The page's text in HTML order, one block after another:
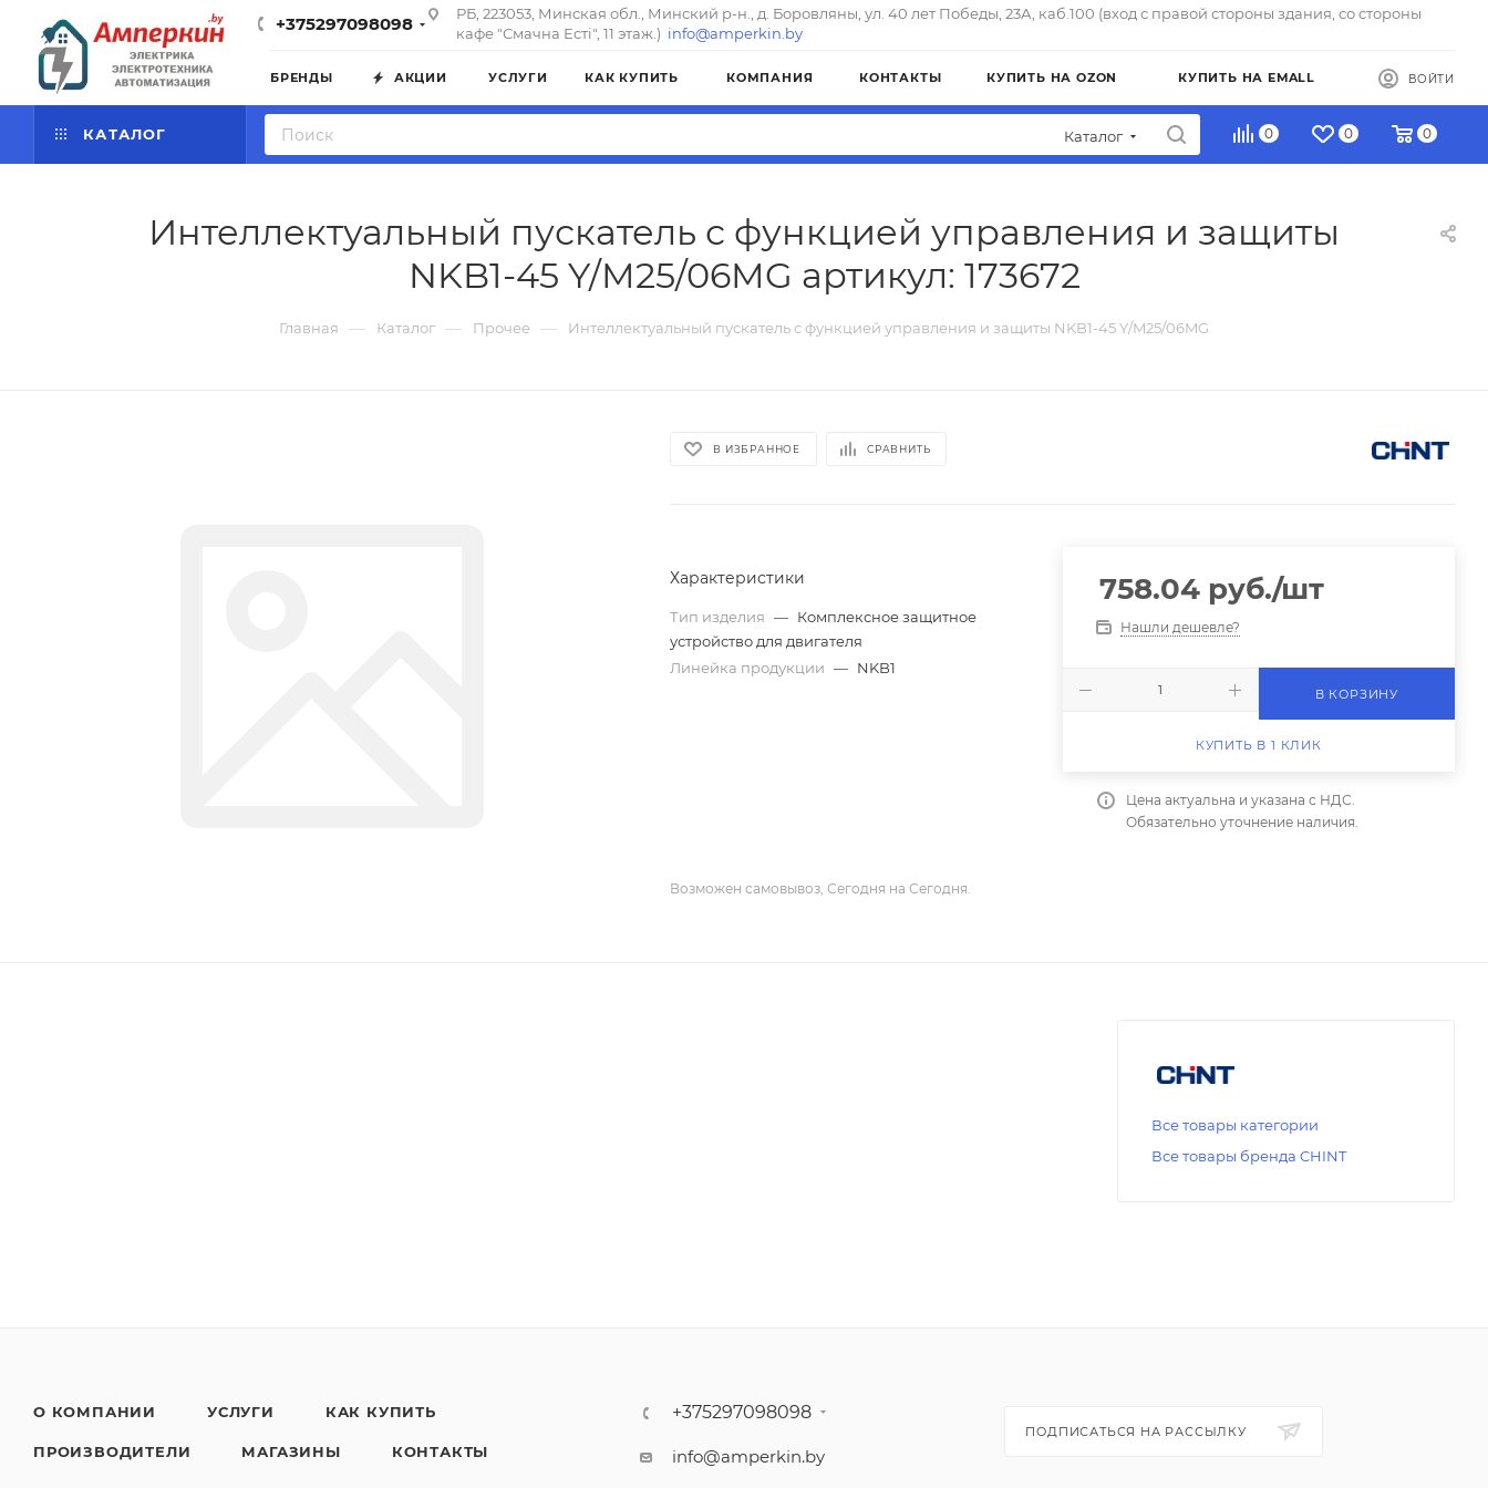
+375297098098
РБ, 223053, Минская обл., Минский р-н., д. Боровляны, ул. 40 лет Победы, 23А, каб.100 (вход с правой стороны здания, со стороны
кафе "Смачна Естi", 11 этаж.) info@amperkin.by
БРЕНДЫ АКЦИИ УСЛУГИ КАК КУПИТЬ КОМПАНИЯ КОНТАКТЫ КУПИТЬ НА OZON КУПИТЬ НА EMALL ВОЙТИ
КАТАЛОГ Каталог 0 0 0
Интеллектуальный пускатель с функцией управления и защиты
NKB1-45 Y/M25/06MG артикул: 173672
Главная — Каталог — Прочее — Интеллектуальный пускатель с функцией управления и защиты NKB1-45 Y/M25/06MG
В ИЗБРАННОЕ СРАВНИТЬ
Характеристики
Тип изделия — Комплексное защитное
устройство для двигателя
Линейка продукции — NKB1
758.04руб./шт
Нашли дешевле?
В КОРЗИНУ
КУПИТЬ В 1 КЛИК
Цена актуальна и указана с НДС.
Обязательно уточнение наличия.
Возможен самовывоз, Сегодня на Сегодня.
Все товары категории
Все товары бренда CHINT
О КОМПАНИИ УСЛУГИ КАК КУПИТЬ
ПРОИЗВОДИТЕЛИ МАГАЗИНЫ КОНТАКТЫ
+375297098098
info@amperkin.by
ПОДПИСАТЬСЯ НА РАССЫЛКУ